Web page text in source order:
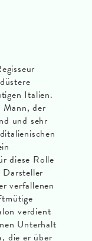
Italien.
Mann, der
und sehr
diese Rolle
verfallenen
verdient
Unterhalt
die er über